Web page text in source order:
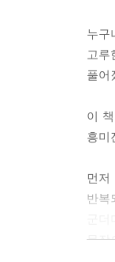
누구
고
풀어
이
흥미
먼저
반
문장